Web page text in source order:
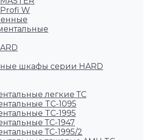
W
шкафы серии HARD
легкие ТС
TC-1095
TC-1995
ТС-1947
ТС-1995/2